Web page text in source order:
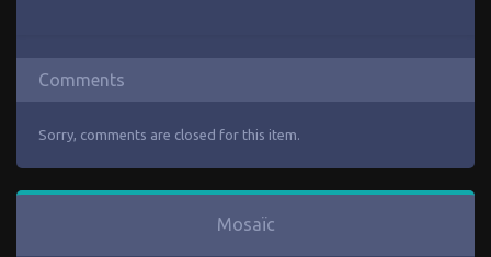
Comments
Sorry, comments are closed for this item.
Mosaïc